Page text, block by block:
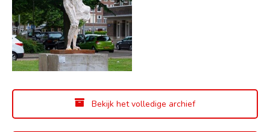
Bekijk het volledige archief